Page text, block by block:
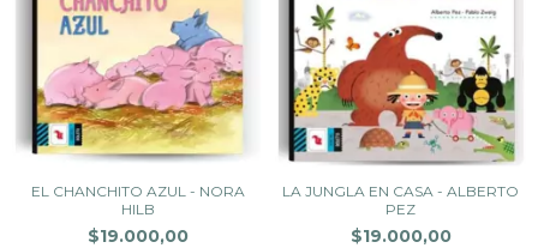
EL CHANCHITO AZUL - NORA
HILB
$19.000,00
LA JUNGLA EN CASA - ALBERTO
PEZ
$19.000,00